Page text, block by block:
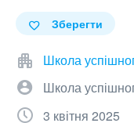
Зберегти
Школа
Школа
3 квітня 2025